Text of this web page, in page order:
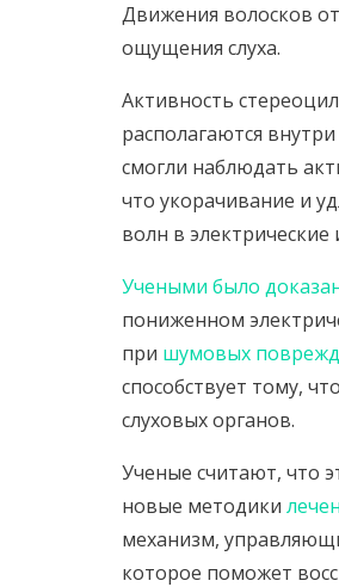
Движения волосков
ощущения слуха.
Активность
располагаются
смогли наблюдать
что укорачивание и
волн в
Учеными было
пониженном
при шумовых
способствует тому,
слуховых органов.
Ученые считают, что
новые методики
механизм,
которое поможет